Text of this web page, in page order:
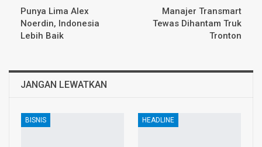
Punya Lima Alex
Noerdin, Indonesia
Lebih Baik
Manajer Transmart
Tewas Dihantam Truk
Tronton
JANGAN LEWATKAN
BISNIS HEADLINE